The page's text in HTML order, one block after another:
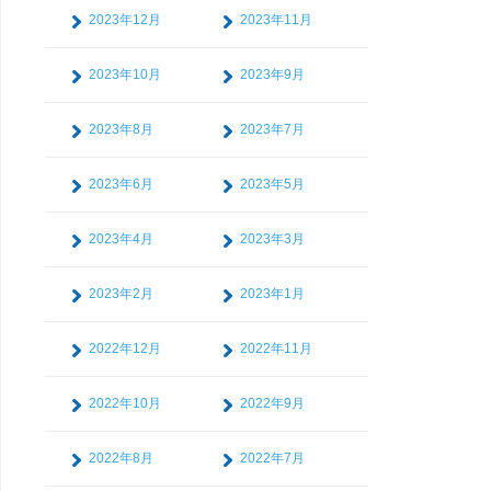
2023年12月 2023年11月
2023年10月 2023年9月
2023年8月 2023年7月
2023年6月 2023年5月
2023年4月 2023年3月
2023年2月 2023年1月
2022年12月 2022年11月
2022年10月 2022年9月
2022年8月 2022年7月